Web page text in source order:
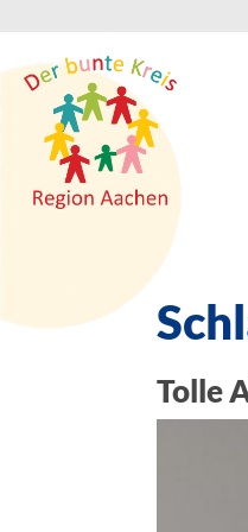
Tolle